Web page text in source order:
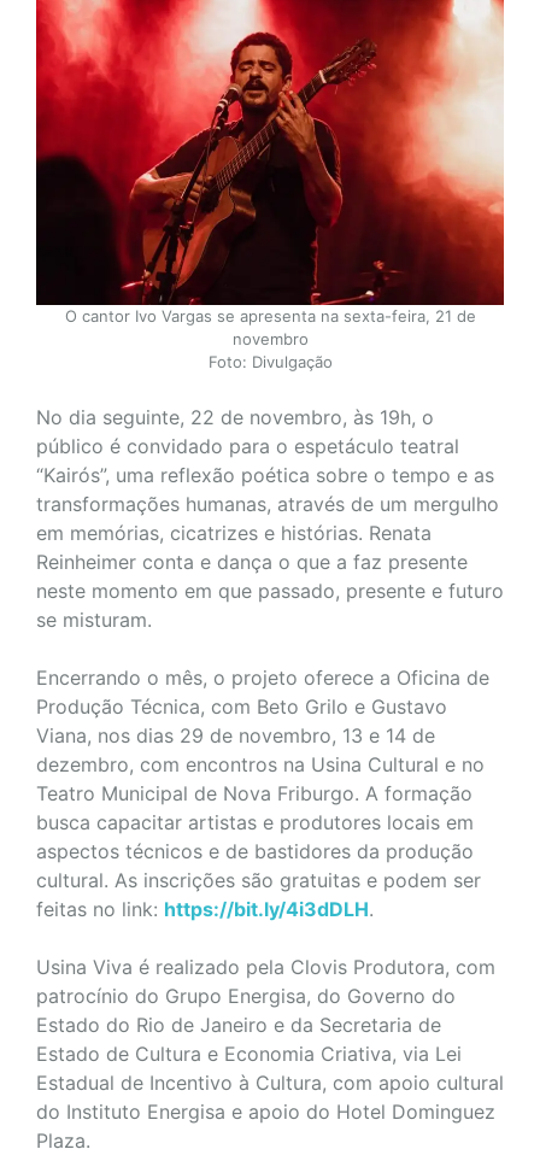
O cantor Ivo Vargas se apresenta na sexta-feira, 21 de
novembro
Foto: Divulgação
No dia seguinte, 22 de novembro, às 19h, o
público é convidado para o espetáculo teatral
“Kairós”, uma reflexão poética sobre o tempo e as
transformações humanas, através de um mergulho
em memórias, cicatrizes e histórias. Renata
Reinheimer conta e dança o que a faz presente
neste momento em que passado, presente e futuro
se misturam.
Encerrando o mês, o projeto oferece a Oficina de
Produção Técnica, com Beto Grilo e Gustavo
Viana, nos dias 29 de novembro, 13 e 14 de
dezembro, com encontros na Usina Cultural e no
Teatro Municipal de Nova Friburgo. A formação
busca capacitar artistas e produtores locais em
aspectos técnicos e de bastidores da produção
cultural. As inscrições são gratuitas e podem ser
feitas no link: https://bit.ly/4i3dDLH.
Usina Viva é realizado pela Clovis Produtora, com
patrocínio do Grupo Energisa, do Governo do
Estado do Rio de Janeiro e da Secretaria de
Estado de Cultura e Economia Criativa, via Lei
Estadual de Incentivo à Cultura, com apoio cultural
do Instituto Energisa e apoio do Hotel Dominguez
Plaza.